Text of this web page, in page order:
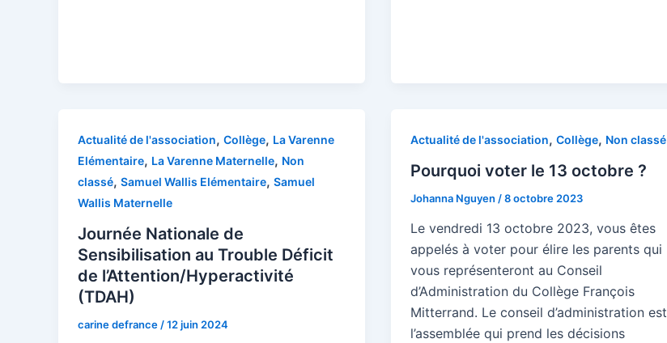
Actualité de l'association, Collège, La Varenne
Elémentaire, La Varenne Maternelle, Non
classé, Samuel Wallis Elémentaire, Samuel
Wallis Maternelle
Journée Nationale de
Sensibilisation au Trouble Déficit
de l’Attention/Hyperactivité
(TDAH)
carine defrance /12 juin 2024
Actualité de l'association, Collège, Non classé
Pourquoi voter le 13 octobre ?
Johanna Nguyen /8 octobre 2023
Le vendredi 13 octobre 2023, vous êtes
appelés à voter pour élire les parents qui
vous représenteront au Conseil
d’Administration du Collège François
Mitterrand. Le conseil d’administration est
l’assemblée qui prend les décisions